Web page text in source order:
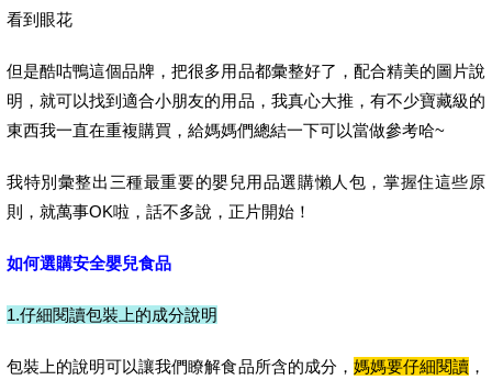
看到眼花
但是酷咕鴨這個品牌，把很多用品都彙整好了，配合精美的圖片說
明，就可以找到適合小朋友的用品，我真心大推，有不少寶藏級的
東西我一直在重複購買，給媽媽們總結一下可以當做參考哈~
我特別彙整出三種最重要的嬰兒用品選購懶人包，掌握住這些原
則，就萬事OK啦，話不多說，正片開始！
如何選購安全嬰兒食品
1.仔細閱讀包裝上的成分說明
包裝上的說明可以讓我們瞭解食品所含的成分， 媽媽要仔細閱讀 ，